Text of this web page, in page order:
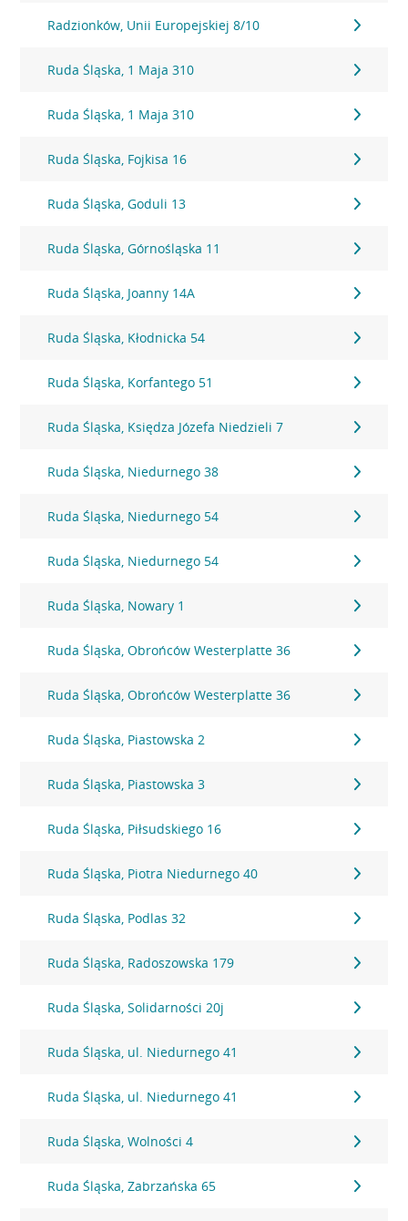
Radzionków, Unii Europejskiej 8/10
Ruda Śląska, 1 Maja 310
Ruda Śląska, 1 Maja 310
Ruda Śląska, Fojkisa 16
Ruda Śląska, Goduli 13
Ruda Śląska, Górnośląska 11
Ruda Śląska, Joanny 14A
Ruda Śląska, Kłodnicka 54
Ruda Śląska, Korfantego 51
Ruda Śląska, Księdza Józefa Niedzieli 7
Ruda Śląska, Niedurnego 38
Ruda Śląska, Niedurnego 54
Ruda Śląska, Niedurnego 54
Ruda Śląska, Nowary 1
Ruda Śląska, Obrońców Westerplatte 36
Ruda Śląska, Obrońców Westerplatte 36
Ruda Śląska, Piastowska 2
Ruda Śląska, Piastowska 3
Ruda Śląska, Piłsudskiego 16
Ruda Śląska, Piotra Niedurnego 40
Ruda Śląska, Podlas 32
Ruda Śląska, Radoszowska 179
Ruda Śląska, Solidarności 20j
Ruda Śląska, ul. Niedurnego 41
Ruda Śląska, ul. Niedurnego 41
Ruda Śląska, Wolności 4
Ruda Śląska, Zabrzańska 65